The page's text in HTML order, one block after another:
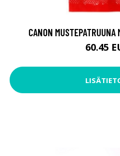
CANON MUSTEPATRUUNA
60.45